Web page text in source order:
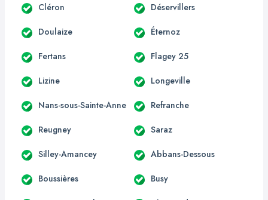
Cléron Déservillers
Doulaize Éternoz
Fertans Flagey 25
Lizine Longeville
Nans-sous-Sainte-Anne Refranche
Reugney Saraz
Silley-Amancey Abbans-Dessous
Boussières Busy